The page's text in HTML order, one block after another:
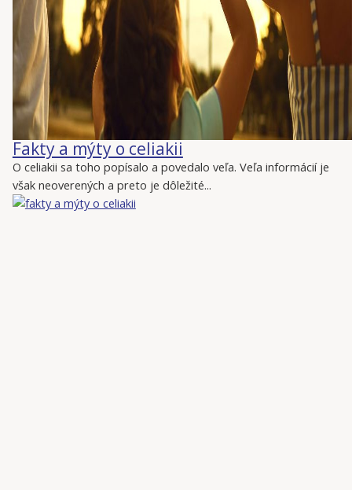
Fakty a mýty o celiakii
O celiakii sa toho popísalo a povedalo veľa. Veľa informácií je
však neoverených a preto je dôležité...